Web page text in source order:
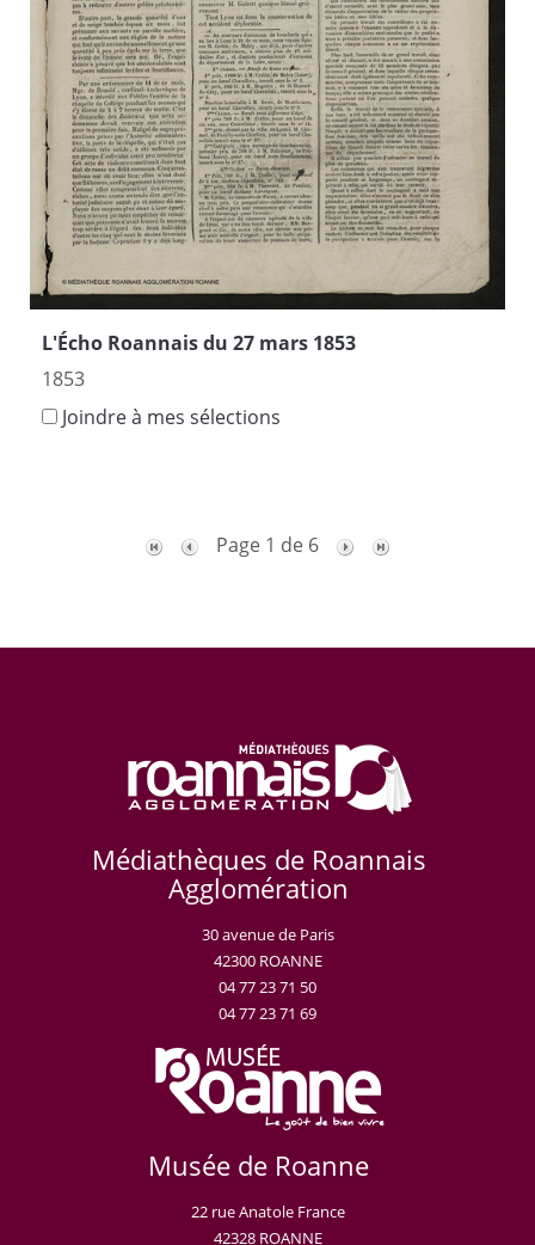
L'Écho Roannais du 27 mars 1853
1853
Joindre à mes sélections
Page 1 de 6
Médiathèques de Roannais
Agglomération
30 avenue de Paris
42300 ROANNE
04 77 23 71 50
04 77 23 71 69
Musée de Roanne
22 rue Anatole France
42328 ROANNE